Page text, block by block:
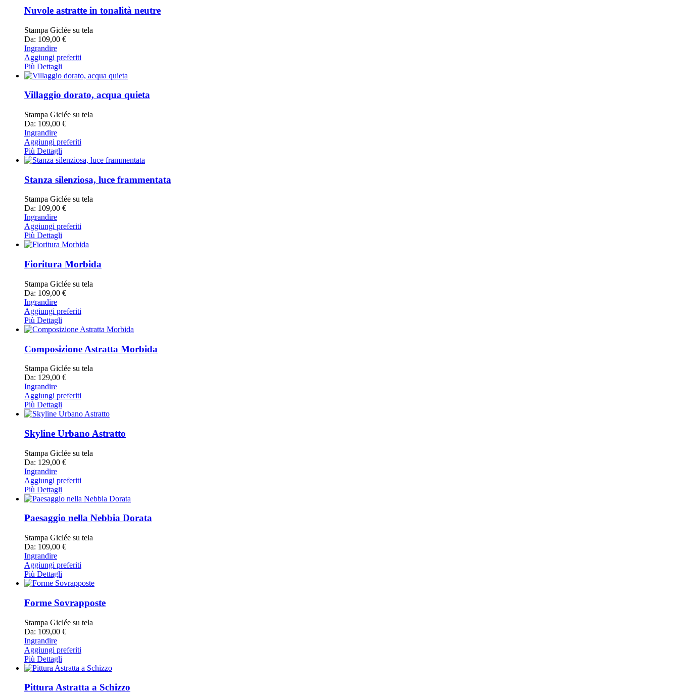
Nuvole astratte in tonalità neutre
Stampa Giclée su tela
Da: 109,00 €
Ingrandire
Aggiungi preferiti
Più Dettagli
Villaggio dorato, acqua quieta
Stampa Giclée su tela
Da: 109,00 €
Ingrandire
Aggiungi preferiti
Più Dettagli
Stanza silenziosa, luce frammentata
Stampa Giclée su tela
Da: 109,00 €
Ingrandire
Aggiungi preferiti
Più Dettagli
Fioritura Morbida
Stampa Giclée su tela
Da: 109,00 €
Ingrandire
Aggiungi preferiti
Più Dettagli
Composizione Astratta Morbida
Stampa Giclée su tela
Da: 129,00 €
Ingrandire
Aggiungi preferiti
Più Dettagli
Skyline Urbano Astratto
Stampa Giclée su tela
Da: 129,00 €
Ingrandire
Aggiungi preferiti
Più Dettagli
Paesaggio nella Nebbia Dorata
Stampa Giclée su tela
Da: 109,00 €
Ingrandire
Aggiungi preferiti
Più Dettagli
Forme Sovrapposte
Stampa Giclée su tela
Da: 109,00 €
Ingrandire
Aggiungi preferiti
Più Dettagli
Pittura Astratta a Schizzo